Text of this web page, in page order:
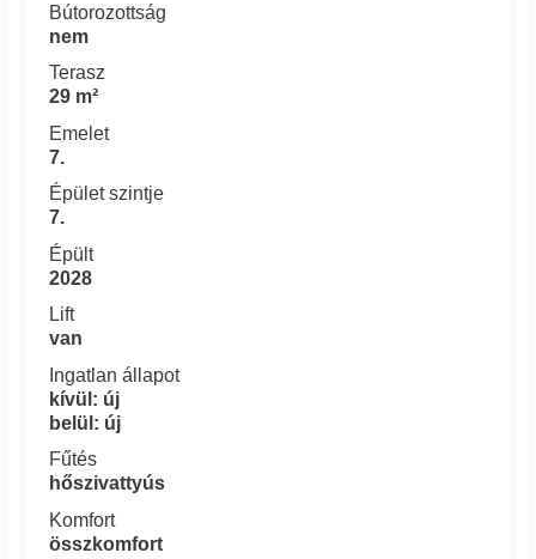
Bútorozottság
nem
Terasz
29 m²
Emelet
7.
Épület szintje
7.
Épült
2028
Lift
van
Ingatlan állapot
kívül: új
belül: új
Fűtés
hőszivattyús
Komfort
összkomfort